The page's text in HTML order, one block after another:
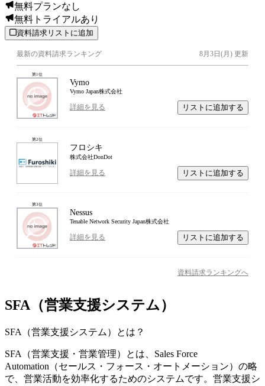
無料プランなし
無料トライアルあり
資料請求リストに追加
最新の資料請求ランキング 8月3日(月) 更新
第1位
Vymo
Vymo Japan株式会社
詳細を見る リストに追加する
第2位
フロシキ
株式会社DonDot
詳細を見る リストに追加する
第3位
Nessus
Tenable Network Security Japan株式会社
詳細を見る リストに追加する
資料請求ランキングへ
SFA（営業支援システム）
SFA（営業支援システム） とは？
SFA（営業支援・営業管理）とは、Sales Force
Automation（セールス・フォース・オートメーション）の略
で、営業活動を効率化するためのシステムです。営業支援シ